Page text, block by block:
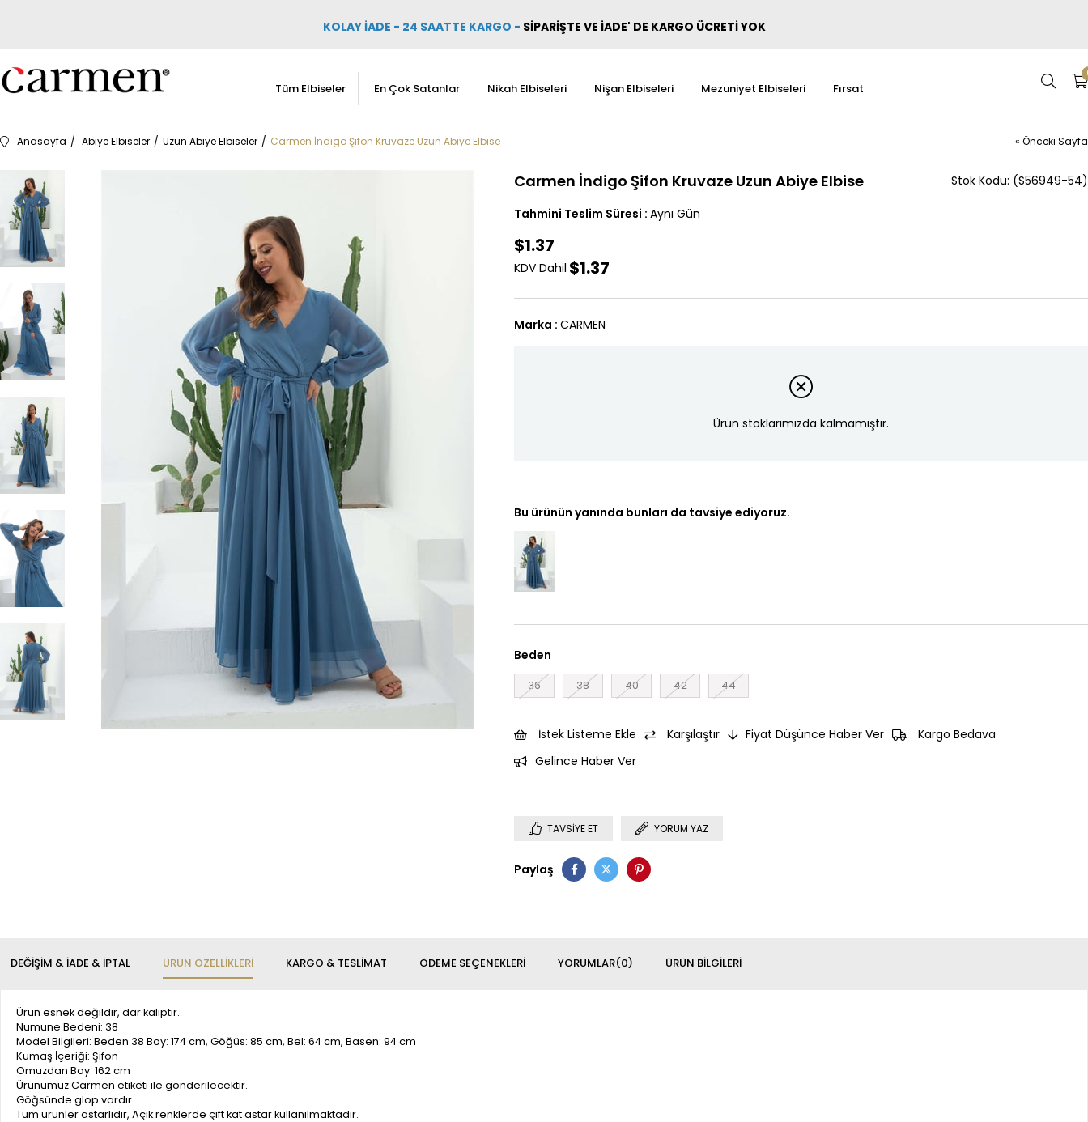
KOLAY İADE - 24 SAATTE KARGO - SİPARİŞTE VE İADE' DE KARGO ÜCRETİ YOK
Tüm Elbiseler En Çok Satanlar Nikah Elbiseleri Nişan Elbiseleri Mezuniyet Elbiseleri Fırsat
Anasayfa Abiye Elbiseler Uzun Abiye Elbiseler Carmen İndigo Şifon Kruvaze Uzun Abiye Elbise « Önceki Sayfa
Carmen İndigo Şifon Kruvaze Uzun Abiye Elbise (S56949-54)
Tahmini Teslim Süresi : Aynı Gün
$1.37
KDV Dahil $1.37
Marka : CARMEN
Ürün stoklarımızda kalmamıştır.
Bu ürünün yanında bunları da tavsiye ediyoruz.
Beden
36 38 40 42 44
İstek Listeme Ekle Karşılaştır Fiyat Düşünce Haber Ver
Kargo Bedava
Gelince Haber Ver
TAVSIYE ET YORUM YAZ
Paylaş
ÜRÜN ÖZELLIKLERI YORUMLAR(0)
ÖDEME SEÇENEKLERI ÜRÜN BILGILERI
DEĞIŞIM & İADE & İPTAL KARGO & TESLIMAT
Ürün esnek değildir, dar kalıptır.
Numune Bedeni: 38
Model Bilgileri: Beden 38 Boy: 174 cm, Göğüs: 85 cm, Bel: 64 cm, Basen: 94 cm
Kumaş İçeriği: Şifon
Omuzdan Boy: 162 cm
Ürünümüz Carmen etiketi ile gönderilecektir.
Göğsünde glop vardır.
Tüm ürünler astarlıdır, Açık renklerde çift kat astar kullanılmaktadır.